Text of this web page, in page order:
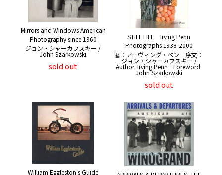
Mirrors and Windows American
Photography since 1960
ジョン・シャーカフスキー /
John Szarkowski
sold out
STILL LIFE Irving Penn
Photographs 1938-2000
著：アーヴィング・ペン 序文：
ジョン・シャーカフスキー /
Author: Irving Penn Foreword:
John Szarkowski
sold out
William Eggleston's Guide